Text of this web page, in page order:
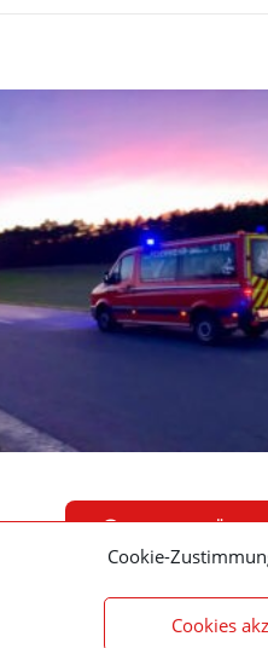
Cookie-
Cookies
Zurück zur